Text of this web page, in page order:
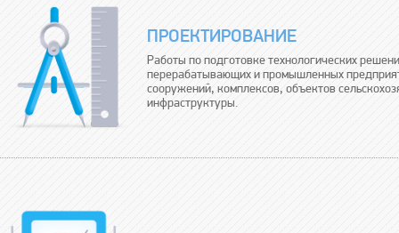
ПРОЕКТИРОВАНИЕ
Работы по подготовке технологических
перерабатывающих и промышленных
сооружений, комплексов, объектов
инфраструктуры.